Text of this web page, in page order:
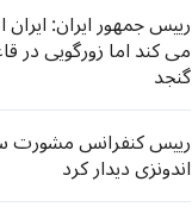
رییس جمهور ایران: ایران
می کند اما زورگویی در
گنجد
رییس کنفرانس مشورت
اندونزی دیدار کرد